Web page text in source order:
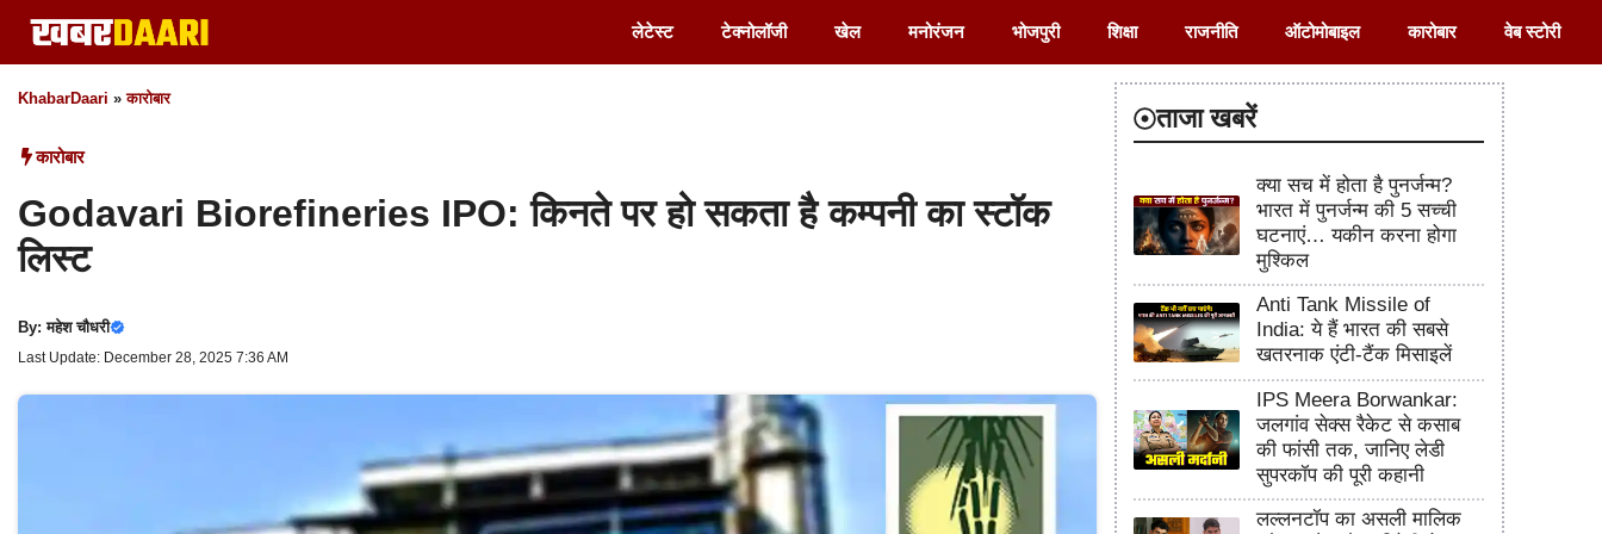
Skip
to
content
लेटेस्ट टेक्नोलॉजी खेल मनोरंजन भोजपुरी शिक्षा राजनीति ऑटोमोबाइल कारोबार वेब स्टोरी
KhabarDaari »कारोबार
कारोबार
Godavari Biorefineries IPO: किनते पर हो सकता है कम्पनी का स्टॉक
लिस्ट
By:महेश चौधरी
Last Update: December 28, 2025 7:36 AM
ताजा खबरें
क्या सच में होता है पुनर्जन्म?
भारत में पुनर्जन्म की 5 सच्ची
घटनाएं… यकीन करना होगा
मुश्किल
Anti Tank Missile of
India: ये हैं भारत की सबसे
खतरनाक एंटी-टैंक मिसाइलें
IPS Meera Borwankar:
जलगांव सेक्स रैकेट से कसाब
की फांसी तक, जानिए लेडी
सुपरकॉप की पूरी कहानी
लल्लनटॉप का असली मालिक